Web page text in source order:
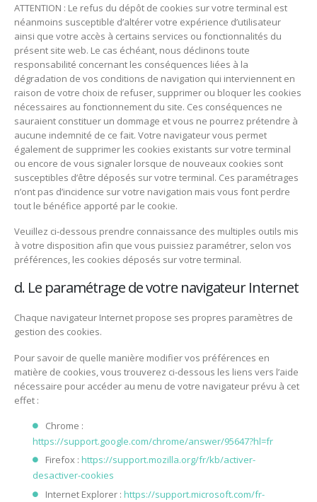
ATTENTION : Le refus du dépôt de cookies sur votre terminal est
néanmoins susceptible d’altérer votre expérience d’utilisateur
ainsi que votre accès à certains services ou fonctionnalités du
présent site web. Le cas échéant, nous déclinons toute
responsabilité concernant les conséquences liées à la
dégradation de vos conditions de navigation qui interviennent en
raison de votre choix de refuser, supprimer ou bloquer les cookies
nécessaires au fonctionnement du site. Ces conséquences ne
sauraient constituer un dommage et vous ne pourrez prétendre à
aucune indemnité de ce fait. Votre navigateur vous permet
également de supprimer les cookies existants sur votre terminal
ou encore de vous signaler lorsque de nouveaux cookies sont
susceptibles d’être déposés sur votre terminal. Ces paramétrages
n’ont pas d’incidence sur votre navigation mais vous font perdre
tout le bénéfice apporté par le cookie.
Veuillez ci-dessous prendre connaissance des multiples outils mis
à votre disposition afin que vous puissiez paramétrer, selon vos
préférences, les cookies déposés sur votre terminal.
d. Le paramétrage de votre navigateur Internet
Chaque navigateur Internet propose ses propres paramètres de
gestion des cookies.
Pour savoir de quelle manière modifier vos préférences en
matière de cookies, vous trouverez ci-dessous les liens vers l’aide
nécessaire pour accéder au menu de votre navigateur prévu à cet
effet :
Chrome :
https://support.google.com/chrome/answer/95647?hl=fr
Firefox : https://support.mozilla.org/fr/kb/activer-
desactiver-cookies
Internet Explorer : https://support.microsoft.com/fr-